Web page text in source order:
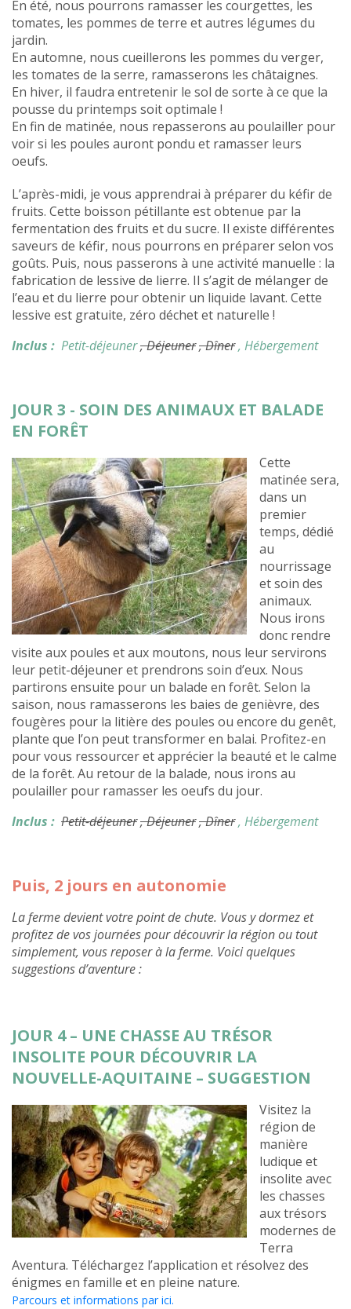
En été, nous pourrons ramasser les courgettes, les
tomates, les pommes de terre et autres légumes du
jardin.
En automne, nous cueillerons les pommes du verger,
les tomates de la serre, ramasserons les châtaignes.
En hiver, il faudra entretenir le sol de sorte à ce que la
pousse du printemps soit optimale !
En fin de matinée, nous repasserons au poulailler pour
voir si les poules auront pondu et ramasser leurs
oeufs.
L’après-midi, je vous apprendrai à préparer du kéfir de
fruits. Cette boisson pétillante est obtenue par la
fermentation des fruits et du sucre. Il existe différentes
saveurs de kéfir, nous pourrons en préparer selon vos
goûts. Puis, nous passerons à une activité manuelle : la
fabrication de lessive de lierre. Il s’agit de mélanger de
l’eau et du lierre pour obtenir un liquide lavant. Cette
lessive est gratuite, zéro déchet et naturelle !
Inclus : Petit-déjeuner, Déjeuner, Dîner, Hébergement
JOUR 3 - SOIN DES ANIMAUX ET BALADE
EN FORÊT
Cette
matinée sera,
dans un
premier
temps, dédié
au
nourrissage
et soin des
animaux.
Nous irons
donc rendre
visite aux poules et aux moutons, nous leur servirons
leur petit-déjeuner et prendrons soin d’eux. Nous
partirons ensuite pour un balade en forêt. Selon la
saison, nous ramasserons les baies de genièvre, des
fougères pour la litière des poules ou encore du genêt,
plante que l’on peut transformer en balai. Profitez-en
pour vous ressourcer et apprécier la beauté et le calme
de la forêt. Au retour de la balade, nous irons au
poulailler pour ramasser les oeufs du jour.
Inclus : Petit-déjeuner, Déjeuner, Dîner, Hébergement
Puis, 2 jours en autonomie
La ferme devient votre point de chute. Vous y dormez et
profitez de vos journées pour découvrir la région ou tout
simplement, vous reposer à la ferme. Voici quelques
suggestions d’aventure :
JOUR 4 – UNE CHASSE AU TRÉSOR
INSOLITE POUR DÉCOUVRIR LA
NOUVELLE-AQUITAINE – SUGGESTION
Visitez la
région de
manière
ludique et
insolite avec
les chasses
aux trésors
modernes de
Terra
Aventura. Téléchargez l’application et résolvez des
énigmes en famille et en pleine nature.
Parcours et informations par ici.